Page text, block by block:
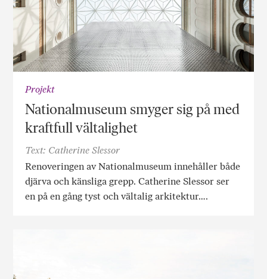
Projekt
Nationalmuseum smyger sig på med
kraftfull vältalighet
Text: Catherine Slessor
Renoveringen av Nationalmuseum innehåller både
djärva och känsliga grepp. Catherine Slessor ser
en på en gång tyst och vältalig arkitektur….